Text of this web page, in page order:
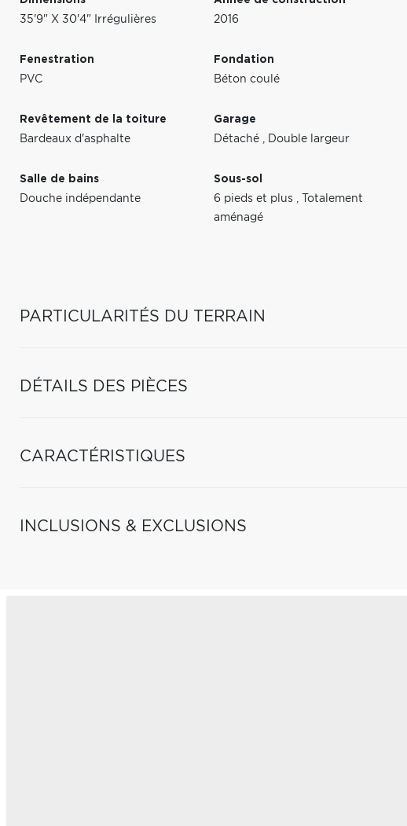
35'9" X 30'4" Irrégulières
2016
Fenestration
PVC
Fondation
Béton coulé
Revêtement de la toiture
Bardeaux d'asphalte
Garage
Détaché , Double largeur
Salle de bains
Douche indépendante
Sous-sol
6 pieds et plus ,
Totalement
aménagé
PARTICULARITÉS DU TERRAIN
DÉTAILS DES PIÈCES
CARACTÉRISTIQUES
INCLUSIONS & EXCLUSIONS